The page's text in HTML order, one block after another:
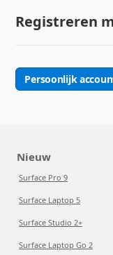
Registreren
Persoonlijk
Nieuw
Surface Pro 9
Surface Laptop 5
Surface Studio 2+
Surface Laptop Go 2